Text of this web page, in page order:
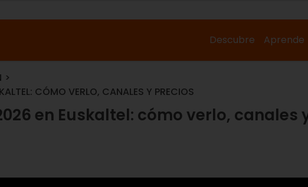
Descubre Aprende
CÓMO VERLO, CANALES Y PRECIOS
en Euskaltel: cómo verlo, canales